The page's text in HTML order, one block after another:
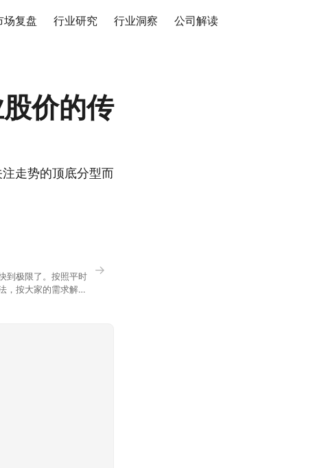
场复盘 行业研究 行业洞察 公司解读
价的传
走势的顶底分型而
到极限了。按照平时
，按大家的需求解
→